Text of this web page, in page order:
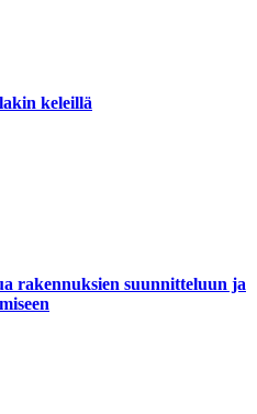
keleillä
rakennuksien suunnitteluun ja